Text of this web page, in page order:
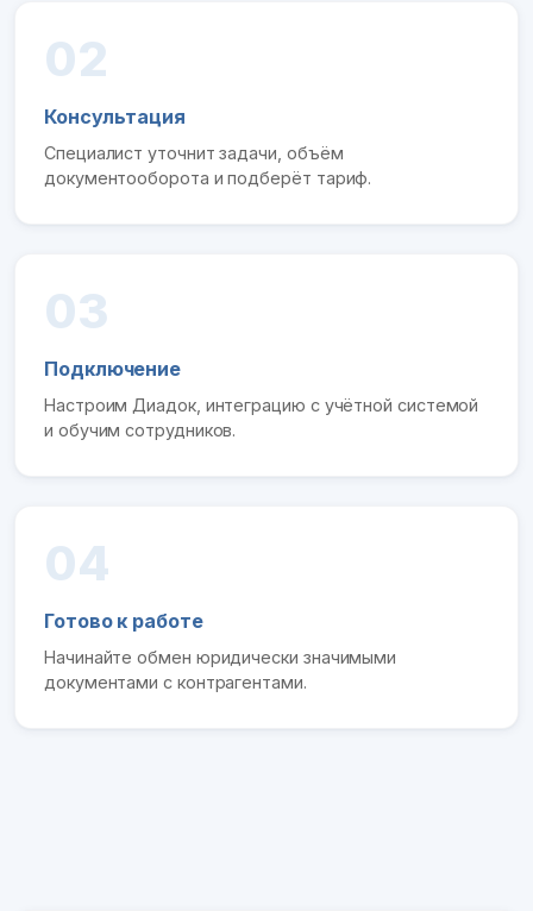
02
Консультация
Специалист уточнит задачи, объём
документооборота и подберёт тариф.
03
Подключение
Настроим Диадок, интеграцию с учётной системой
и обучим сотрудников.
04
Готово к работе
Начинайте обмен юридически значимыми
документами с контрагентами.